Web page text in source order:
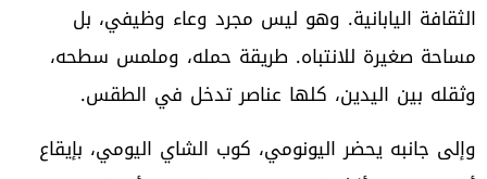
الثقافة اليابانية. وهو ليس مجرد وعاء وظيفي، بل
مساحة صغيرة للانتباه. طريقة حمله، وملمس سطحه،
وثقله بين اليدين، كلها عناصر تدخل في الطقس.
وإلى جانبه يحضر اليونومي، كوب الشاي اليومي، بإيقاع